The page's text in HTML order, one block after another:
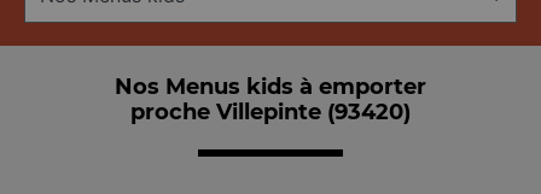
Nos Menus kids à emporter
proche Villepinte (93420)